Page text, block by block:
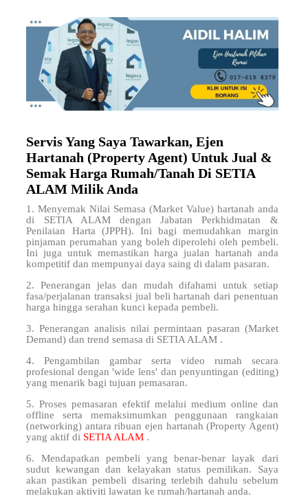
Servis Yang Saya Tawarkan, Ejen
Hartanah (Property Agent) Untuk Jual &
Semak Harga Rumah/Tanah Di SETIA
ALAM Milik Anda
1. Menyemak Nilai Semasa (Market Value) hartanah anda
di SETIA ALAM dengan Jabatan Perkhidmatan &
Penilaian Harta (JPPH). Ini bagi memudahkan margin
pinjaman perumahan yang boleh diperolehi oleh pembeli.
Ini juga untuk memastikan harga jualan hartanah anda
kompetitif dan mempunyai daya saing di dalam pasaran.
2. Penerangan jelas dan mudah difahami untuk setiap
fasa/perjalanan transaksi jual beli hartanah dari penentuan
harga hingga serahan kunci kepada pembeli.
3. Penerangan analisis nilai permintaan pasaran (Market
Demand) dan trend semasa di SETIA ALAM .
4. Pengambilan gambar serta video rumah secara
profesional dengan 'wide lens' dan penyuntingan (editing)
yang menarik bagi tujuan pemasaran.
5. Proses pemasaran efektif melalui medium online dan
offline serta memaksimumkan penggunaan rangkaian
(networking) antara ribuan ejen hartanah (Property Agent)
yang aktif di SETIA ALAM .
6. Mendapatkan pembeli yang benar-benar layak dari
sudut kewangan dan kelayakan status pemilikan. Saya
akan pastikan pembeli disaring terlebih dahulu sebelum
melakukan aktiviti lawatan ke rumah/hartanah anda.